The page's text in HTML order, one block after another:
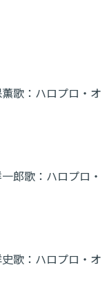
歌： ハロプロ・オ
郎歌： ハロプロ・
歌： ハロプロ・オ